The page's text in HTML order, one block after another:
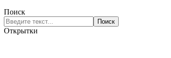
Поиск
Поиск
Открытки